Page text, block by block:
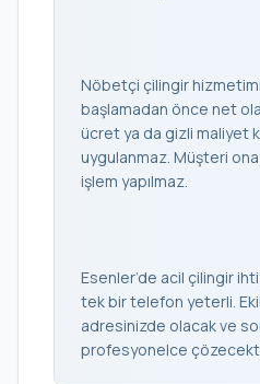
Nöbetçi çilingir
başlamadan önce net
ücret ya da gizli maliyet
uygulanmaz. Müşteri
işlem yapılmaz.
Esenler’de acil çilingir
tek bir telefon yeterli.
adresinizde olacak ve
profesyonelce